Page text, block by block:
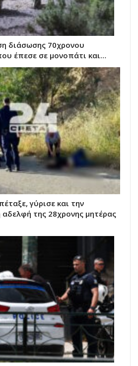
διάσωσης 70χρονου
έπεσε σε μονοπάτι και…
γύρισε και την
αδελφή της 28χρονης μητέρας